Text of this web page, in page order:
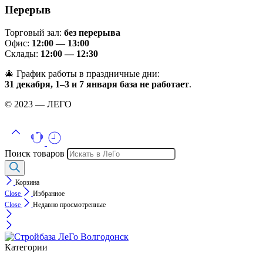
Перерыв
Торговый зал: без перерыва
Офис: 12:00 — 13:00
Склады: 12:00 — 12:30
🎄 График работы в праздничные дни:
31 декабря, 1–3 и 7 января база не работает.
© 2023 — ЛЕГО
Поиск товаров
Корзина
Close
Избранное
Close
Недавно просмотренные
Категории